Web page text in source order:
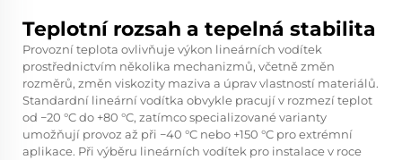
Teplotní rozsah a tepelná stabilita
Provozní teplota ovlivňuje výkon lineárních vodítek
prostřednictvím několika mechanizmů, včetně změn
rozměrů, změn viskozity maziva a úprav vlastností materiálů.
Standardní lineární vodítka obvykle pracují v rozmezí teplot
od −20 °C do +80 °C, zatímco specializované varianty
umožňují provoz až při −40 °C nebo +150 °C pro extrémní
aplikace. Při výběru lineárních vodítek pro instalace v roce